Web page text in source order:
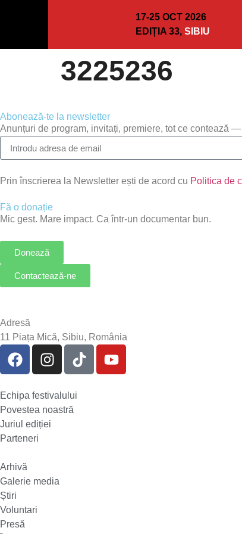
17-25 OCT 2026
EDIȚIA 33,SIBIU
3225236
Abonează-te la newsletter
Anunțuri de program, invitați, premiere, tot ce contează
Prin înscrierea la Newsletter ești de acord cu Politica de
Fă o donație
Mic gest. Mare impact. Ca într-un documentar bun.
Donează
Contactează-ne
Adresă
11 Piața Mică, Sibiu, România
Echipa festivalului
Povestea noastră
Juriul ediției
Parteneri
Arhivă
Galerie media
Știri
Voluntari
Presă